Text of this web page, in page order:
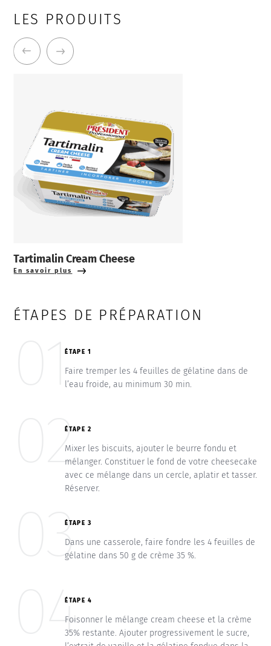
LES PRODUITS
Tartimalin Cream Cheese
En savoir plus
ÉTAPES DE PRÉPARATION
01ÉTAPE 1
Faire tremper les 4 feuilles de gélatine dans de
l’eau froide, au minimum 30 min.
02ÉTAPE 2
Mixer les biscuits, ajouter le beurre fondu et
mélanger. Constituer le fond de votre cheesecake
avec ce mélange dans un cercle, aplatir et tasser.
Réserver.
03ÉTAPE 3
Dans une casserole, faire fondre les 4 feuilles de
gélatine dans 50 g de crème 35 %.
04ÉTAPE 4
Foisonner le mélange cream cheese et la crème
35% restante. Ajouter progressivement le sucre,